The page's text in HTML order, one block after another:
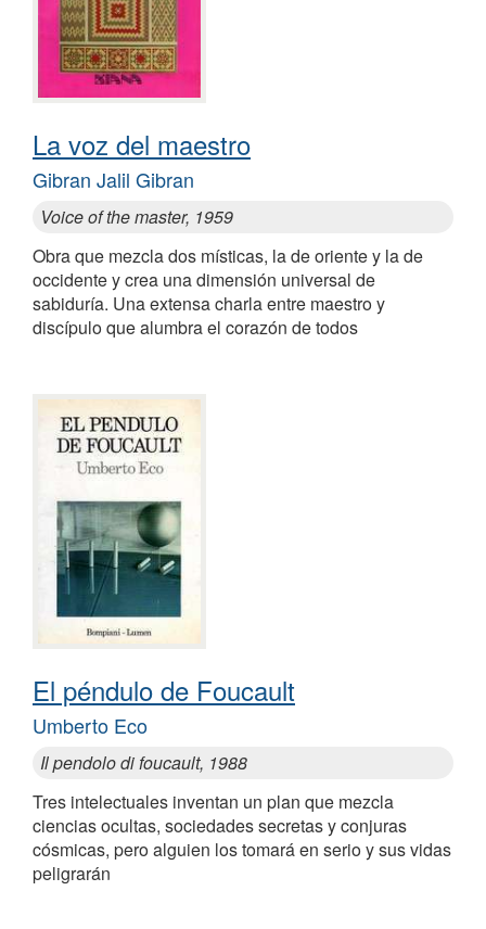
La voz del maestro
Gibran Jalil Gibran
Voice of the master, 1959
Obra que mezcla dos místicas, la de oriente y la de
occidente y crea una dimensión universal de
sabiduría. Una extensa charla entre maestro y
discípulo que alumbra el corazón de todos
El péndulo de Foucault
Umberto Eco
Il pendolo di foucault, 1988
Tres intelectuales inventan un plan que mezcla
ciencias ocultas, sociedades secretas y conjuras
cósmicas, pero alguien los tomará en serio y sus vidas
peligrarán